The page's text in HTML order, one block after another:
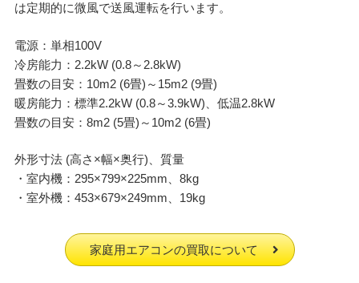
は定期的に微風で送風運転を行います。
電源：単相100V
冷房能力：2.2kW (0.8～2.8kW)
畳数の目安：10m2 (6畳)～15m2 (9畳)
暖房能力：標準2.2kW (0.8～3.9kW)、低温2.8kW
畳数の目安：8m2 (5畳)～10m2 (6畳)
外形寸法 (高さ×幅×奥行)、質量
・室内機：295×799×225mm、8kg
・室外機：453×679×249mm、19kg
家庭用エアコンの買取について